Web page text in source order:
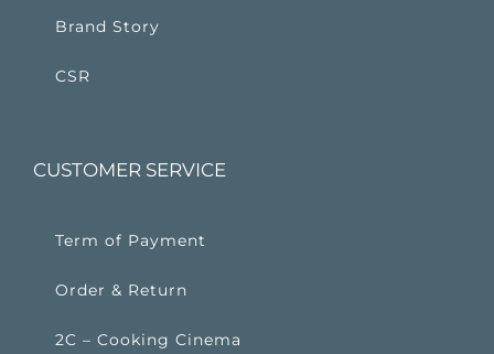
Brand Story
CSR
CUSTOMER SERVICE
Term of Payment
Order & Return
2C – Cooking Cinema